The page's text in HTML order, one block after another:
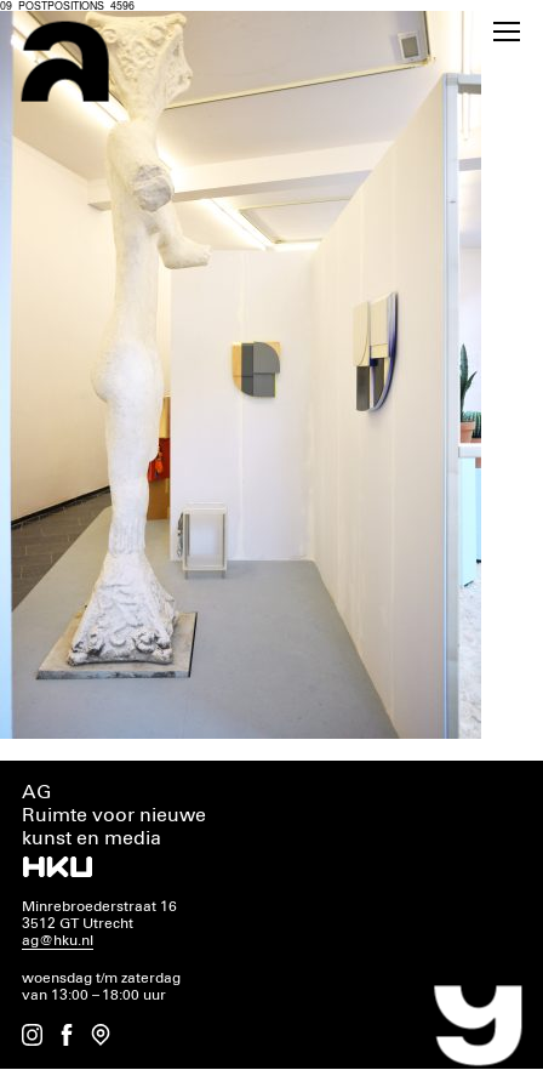
09_POSTPOSITIONS_4596
AG
Ruimte voor nieuwe
kunst en media
Minrebroederstraat 16
3512 GT Utrecht
ag@hku.nl
woensdag t/m zaterdag
van 13:00 – 18:00 uur